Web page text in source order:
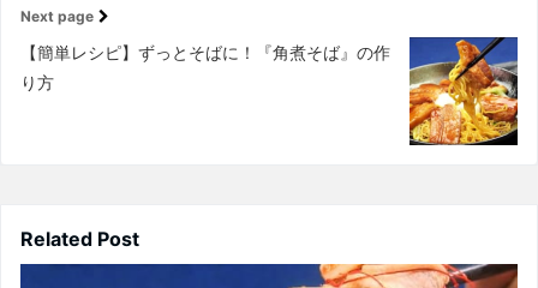
Next page
【簡単レシピ】ずっとそばに！『角煮そば』の作
り方
Related Post